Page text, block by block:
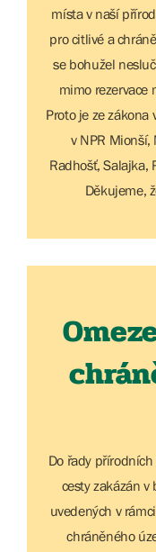
místa v naší
pro citlivé a
se bohužel
mimo rezervace
Proto je ze
v NPR Mionší,
Radhošť, Salajka,
Děkujeme,
Do řady
cesty zakázán
uvedených v
chráněného